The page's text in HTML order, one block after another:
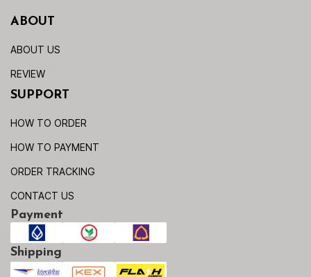
ABOUT
ABOUT US
REVIEW
SUPPORT
HOW TO ORDER
HOW TO PAYMENT
ORDER TRACKING
CONTACT US
Payment
Shipping